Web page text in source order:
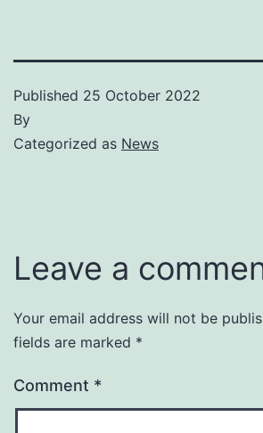
Published 25 October 2022
By
Categorized as News
Leave a
Your email address will not be
fields are marked *
Comment *